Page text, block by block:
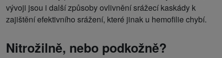
vývoji jsou i další způsoby ovlivnění srážecí kaskády k
zajištění efektivního srážení, které jinak u hemofilie chybí.
Nitrožilně, nebo podkožně?